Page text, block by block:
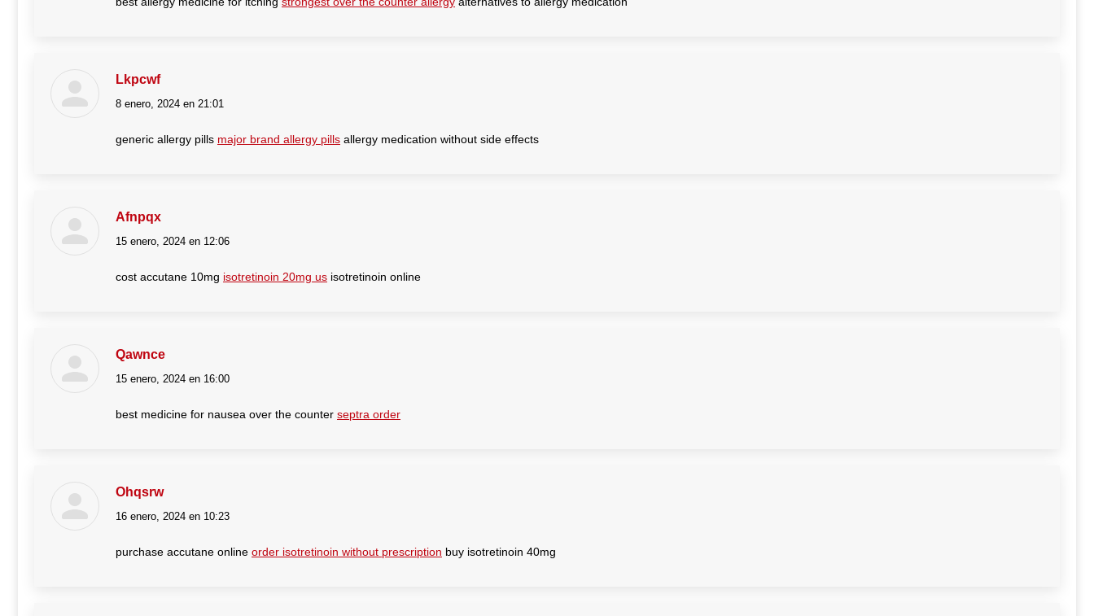
Lkpcwf
dice:
8 enero, 2024 en 21:01
generic allergy pills major brand allergy pills allergy medication without side effects
Afnpqx
dice:
15 enero, 2024 en 12:06
cost accutane 10mg isotretinoin 20mg us isotretinoin online
Qawnce
dice:
15 enero, 2024 en 16:00
best medicine for nausea over the counter septra order
Ohqsrw
dice:
16 enero, 2024 en 10:23
purchase accutane online order isotretinoin without prescription buy isotretinoin 40mg